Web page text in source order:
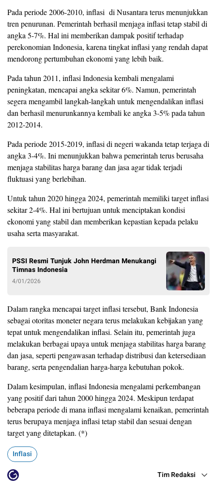
Pada periode 2006-2010, inflasi di Nusantara terus menunjukkan
tren penurunan. Pemerintah berhasil menjaga inflasi tetap stabil di
angka 5-7%. Hal ini memberikan dampak positif terhadap
perekonomian Indonesia, karena tingkat inflasi yang rendah dapat
mendorong pertumbuhan ekonomi yang lebih baik.
Pada tahun 2011, inflasi Indonesia kembali mengalami
peningkatan, mencapai angka sekitar 6%. Namun, pemerintah
segera mengambil langkah-langkah untuk mengendalikan inflasi
dan berhasil menurunkannya kembali ke angka 3-5% pada tahun
2012-2014.
Pada periode 2015-2019, inflasi di negeri wakanda tetap terjaga di
angka 3-4%. Ini menunjukkan bahwa pemerintah terus berusaha
menjaga stabilitas harga barang dan jasa agar tidak terjadi
fluktuasi yang berlebihan.
Untuk tahun 2020 hingga 2024, pemerintah memiliki target inflasi
sekitar 2-4%. Hal ini bertujuan untuk menciptakan kondisi
ekonomi yang stabil dan memberikan kepastian kepada pelaku
usaha serta masyarakat.
PSSI Resmi Tunjuk John Herdman Menukangi
Timnas Indonesia
4/01/2026
Dalam rangka mencapai target inflasi tersebut, Bank Indonesia
sebagai otoritas moneter negara terus melakukan kebijakan yang
tepat untuk mengendalikan inflasi. Selain itu, pemerintah juga
melakukan berbagai upaya untuk menjaga stabilitas harga barang
dan jasa, seperti pengawasan terhadap distribusi dan ketersediaan
barang, serta pengendalian harga-harga kebutuhan pokok.
Dalam kesimpulan, inflasi Indonesia mengalami perkembangan
yang positif dari tahun 2000 hingga 2024. Meskipun terdapat
beberapa periode di mana inflasi mengalami kenaikan, pemerintah
terus berupaya menjaga inflasi tetap stabil dan sesuai dengan
target yang ditetapkan. (*)
Inflasi
Tim Redaksi